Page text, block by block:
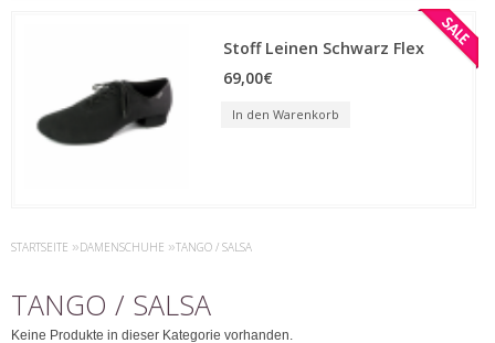
Stoff Leinen Schwarz Flex
69,00€
In den Warenkorb
STARTSEITE »DAMENSCHUHE »TANGO / SALSA
TANGO / SALSA
Keine Produkte in dieser Kategorie vorhanden.